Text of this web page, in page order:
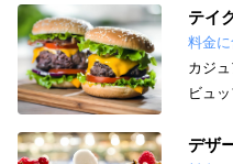
テイ
料金
カジ
ビュ
デザ